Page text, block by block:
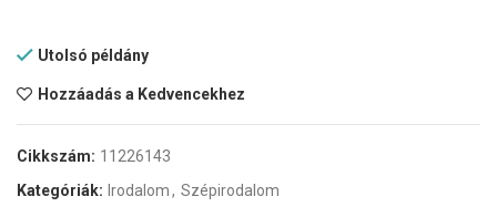
Utolsó példány
Hozzáadás a Kedvencekhez
Cikkszám: 11226143
Kategóriák: Irodalom, Szépirodalom